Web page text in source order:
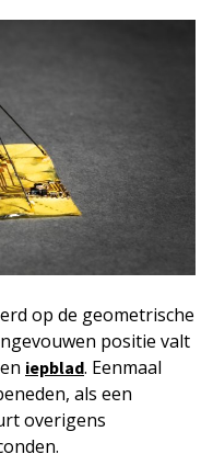
op de geometrische
positie valt
iepblad. Eenmaal
als een
overigens